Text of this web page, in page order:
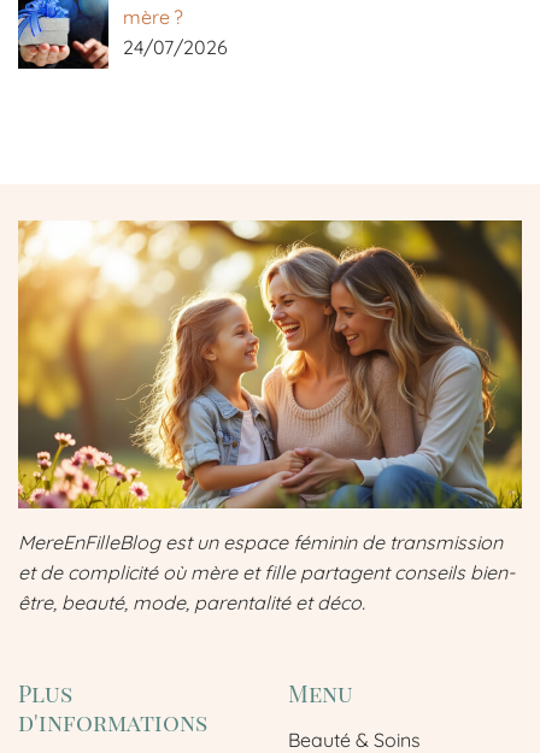
mère ?
24/07/2026
MereEnFilleBlog est un espace féminin de transmission
et de complicité où mère et fille partagent conseils bien-
être, beauté, mode, parentalité et déco.
Plus
d'informations
Menu
Beauté & Soins